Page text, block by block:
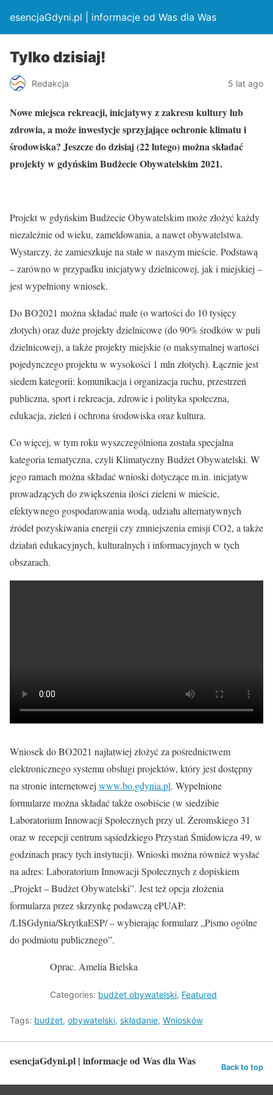
esencjaGdyni.pl | informacje od Was dla Was
Tylko dzisiaj!
Redakcja 5 lat ago
Nowe miejsca rekreacji, inicjatywy z zakresu kultury lub
zdrowia, a może inwestycje sprzyjające ochronie klimatu i
środowiska? Jeszcze do dzisiaj (22 lutego) można składać
projekty w gdyńskim Budżecie Obywatelskim 2021.
Projekt w gdyńskim Budżecie Obywatelskim może złożyć każdy
niezależnie od wieku, zameldowania, a nawet obywatelstwa.
Wystarczy, że zamieszkuje na stałe w naszym mieście. Podstawą
– zarówno w przypadku inicjatywy dzielnicowej, jak i miejskiej –
jest wypełniony wniosek.
Do BO2021 można składać małe (o wartości do 10 tysięcy
złotych) oraz duże projekty dzielnicowe (do 90% środków w puli
dzielnicowej), a także projekty miejskie (o maksymalnej wartości
pojedynczego projektu w wysokości 1 mln złotych). Łącznie jest
siedem kategorii: komunikacja i organizacja ruchu, przestrzeń
publiczna, sport i rekreacja, zdrowie i polityka społeczna,
edukacja, zieleń i ochrona środowiska oraz kultura.
Co więcej, w tym roku wyszczególniona została specjalna
kategoria tematyczna, czyli Klimatyczny Budżet Obywatelski. W
jego ramach można składać wnioski dotyczące m.in. inicjatyw
prowadzących do zwiększenia ilości zieleni w mieście,
efektywnego gospodarowania wodą, udziału alternatywnych
źródeł pozyskiwania energii czy zmniejszenia emisji CO2, a także
działań edukacyjnych, kulturalnych i informacyjnych w tych
obszarach.
Wniosek do BO2021 najłatwiej złożyć za pośrednictwem
elektronicznego systemu obsługi projektów, który jest dostępny
na stronie internetowej www.bo.gdynia.pl. Wypełnione
formularze można składać także osobiście (w siedzibie
Laboratorium Innowacji Społecznych przy ul. Żeromskiego 31
oraz w recepcji centrum sąsiedzkiego Przystań Śmidowicza 49, w
godzinach pracy tych instytucji). Wnioski można również wysłać
na adres: Laboratorium Innowacji Społecznych z dopiskiem
„Projekt – Budżet Obywatelski”. Jest też opcja złożenia
formularza przez skrzynkę podawczą ePUAP:
/LISGdynia/SkrytkaESP/ – wybierając formularz „Pismo ogólne
do podmiotu publicznego”.
Oprac. Amelia Bielska
Categories: budżet obywatelski, Featured
Tags: budżet, obywatelski, składanie, Wniosków
esencjaGdyni.pl | informacje od Was dla Was Back to top